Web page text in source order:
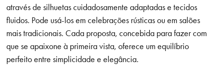
através de silhuetas cuidadosamente adaptadas e tecidos
fluidos. Pode usá-los em celebrações rústicas ou em salões
mais tradicionais. Cada proposta, concebida para fazer com
que se apaixone à primeira vista, oferece um equilíbrio
perfeito entre simplicidade e elegância.